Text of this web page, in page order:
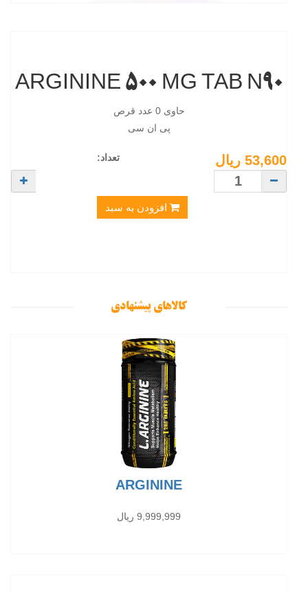
ARGININE 500 MG TAB N90
حاوی 0 عدد قرص
پی ان سی
53,600 ریال تعداد:
افزودن به سبد
کالاهای پیشنهادی
ARGININE
9,999,999 ریال